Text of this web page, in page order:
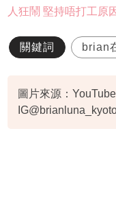
人狂鬧 堅持唔打工原
關鍵詞 brian
圖片來源：